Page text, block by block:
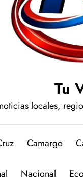
Tu
locales,
Camargo
Nacional